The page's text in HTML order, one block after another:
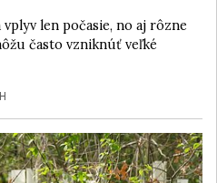
len počasie, no aj rôzne
často vzniknúť veľké